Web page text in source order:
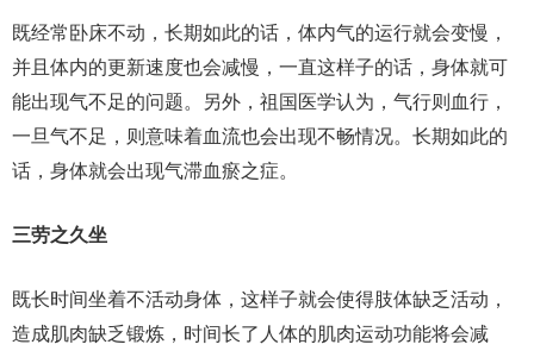
既经常卧床不动，长期如此的话，体内气的运行就会变慢，
并且体内的更新速度也会减慢，一直这样子的话，身体就可
能出现气不足的问题。另外，祖国医学认为，气行则血行，
一旦气不足，则意味着血流也会出现不畅情况。长期如此的
话，身体就会出现气滞血瘀之症。
三劳之久坐
既长时间坐着不活动身体，这样子就会使得肢体缺乏活动，
造成肌肉缺乏锻炼，时间长了人体的肌肉运动功能将会减